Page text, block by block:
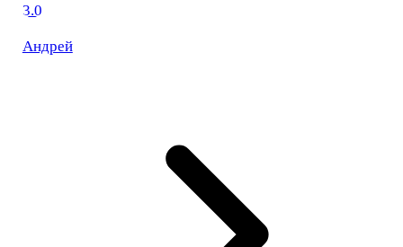
3.0
Андрей